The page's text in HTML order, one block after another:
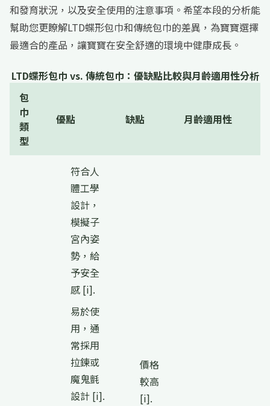
和發育狀況，以及安全使用的注意事項。希望本段的分析能
幫助您更瞭解LTD蝶形包巾和傳統包巾的差異，為寶寶選擇
最適合的產品，讓寶寶在安全舒適的環境中健康成長。
LTD蝶形包巾 vs. 傳統包巾：優缺點比較與月齡適用性分析
包
巾
類
型
優點 缺點 月齡適用性
符合人
體工學
設計，
模擬子
宮內姿
勢，給
予安全
感 [i].
易於使
用，通
常採用
拉鍊或
魔鬼氈
設計 [i].
價格
較高
[i].